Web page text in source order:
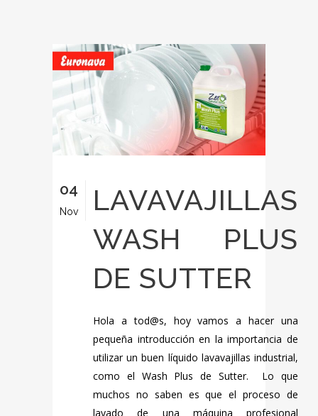
04
Nov
LAVAVAJILLAS
WASH PLUS
DE SUTTER
Hola a tod@s, hoy vamos a hacer una
pequeña introducción en la importancia de
utilizar un buen líquido lavavajillas industrial,
como el Wash Plus de Sutter. Lo que
muchos no saben es que el proceso de
lavado de una máquina profesional